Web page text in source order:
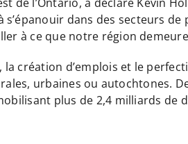
de l’Ontario, a déclaré Kevin
s’épanouir dans des secteurs
à ce que notre région
la création d’emplois et le
urbaines ou autochtones.
plus de 2,4 milliards